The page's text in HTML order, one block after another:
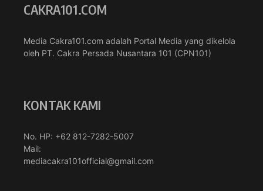
CAKRA101.COM
Media Cakra101.com adalah Portal Media yang dikelola
oleh PT. Cakra Persada Nusantara 101 (CPN101)
KONTAK KAMI
No. HP: +62 812-7282-5007
Mail:
mediacakra101official@gmail.com